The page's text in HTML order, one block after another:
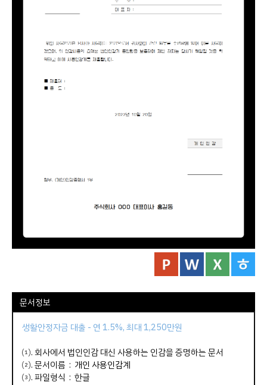
문서정보
생활안정자금 대출 - 연 1.5%, 최대 1,250만원
⑴. 회사에서 법인인감 대신 사용하는 인감을 증명하는 문서
⑵. 문서이름 : 개인 사용인감계
⑶. 파일형식 : 한글